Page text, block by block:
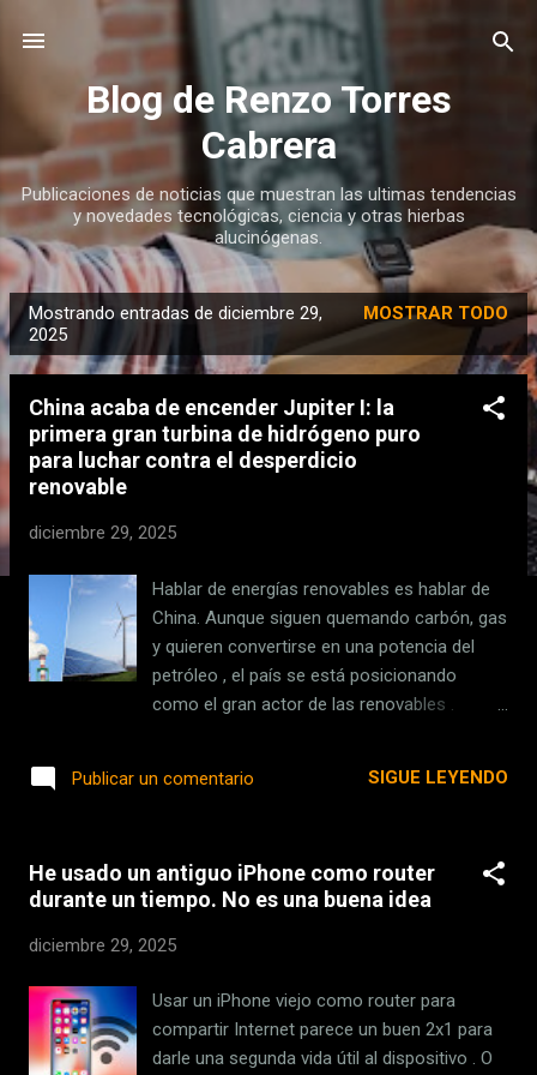
Ir al contenido principal
Blog de Renzo Torres
Cabrera
Publicaciones de noticias que muestran las ultimas tendencias
y novedades tecnológicas, ciencia y otras hierbas
alucinógenas.
E
n
Mostrando entradas de diciembre 29,
2025
MOSTRAR TODO
China acaba de encender Jupiter I: la
primera gran turbina de hidrógeno puro
para luchar contra el desperdicio
renovable
diciembre 29, 2025
Hablar de energías renovables es hablar de
China. Aunque siguen quemando carbón, gas
y quieren convertirse en una potencia del
petróleo , el país se está posicionando
como el gran actor de las renovables .
primera turbina del mundo de clase 30 MW
para uno de los mayores problemas de las
renovables. Aprovechar el excedente de
energía. Jupiter I . Como prácticamente todo
números de esta planta son, cuanto menos,
llamativos. Ahora entraremos en esto de
que sea la primera turbina de clase 30 MW
Publicar un comentario SIGUE LEYENDO
He usado un antiguo iPhone como router
durante un tiempo. No es una buena idea
diciembre 29, 2025
Usar un iPhone viejo como router para
compartir Internet parece un buen 2x1 para
darle una segunda vida útil al dispositivo . O